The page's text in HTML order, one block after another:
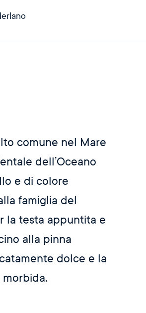
comune nel Mare
dell’Oceano
e di colore
famiglia del
la testa appuntita e
alla pinna
dolce e la
morbida.